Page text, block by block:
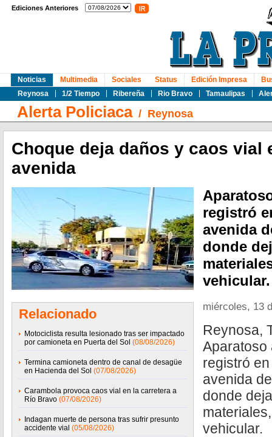
Ediciones Anteriores
Noticias
Reynosa
1/2 Tiempo Ribereña Rio Bravo Tamaulipas
Multimedia Sociales Status Edición Impresa
Alerta Policiaca/ Reynosa
Choque deja daños y caos vial
avenida
Relacionado
Motociclista resulta lesionado tras ser impactado
por camioneta en Puerta del Sol (08/08/2026)
Termina camioneta dentro de canal de desagüe
en Hacienda del Sol (07/08/2026)
Carambola provoca caos vial en la carretera a
Río Bravo (07/08/2026)
Indagan muerte de persona tras sufrir presunto
accidente vial (05/08/2026)
registró
avenida
donde
vehicular.
miércoles, 13
Reynosa,
Aparatoso
registró
avenida
donde
vehicular.